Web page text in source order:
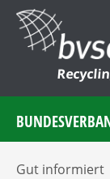
Gut informiert